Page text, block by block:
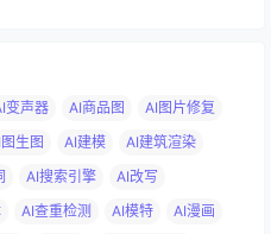
变声器 AI商品图
AI图片修复
生图 AI建模
AI建筑渲染
AI搜索引擎
AI改写
AI查重检测 AI模特
AI漫画